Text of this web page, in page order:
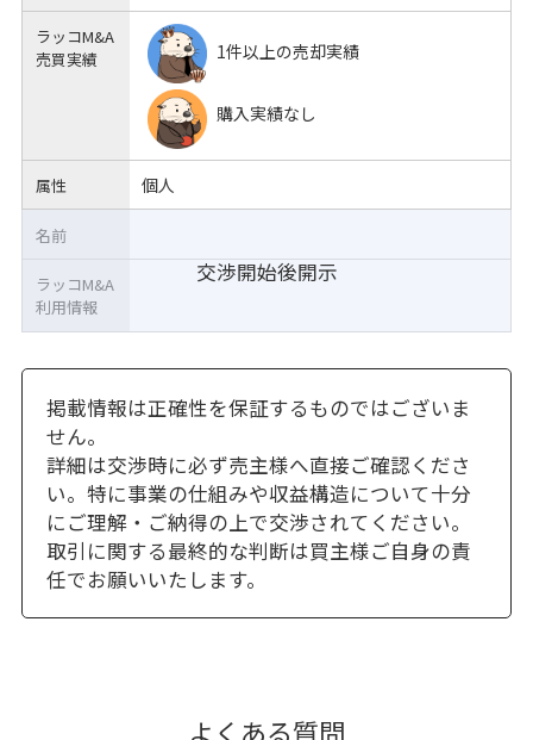
ラッコM&A
売買実績
1件以上の売却実績
購入実績なし
属性 個人
交渉開始後開示
名前
ラッコM&A
利用情報
掲載情報は正確性を保証するものではございま
せん。
詳細は交渉時に必ず売主様へ直接ご確認くださ
い。特に事業の仕組みや収益構造について十分
にご理解・ご納得の上で交渉されてください。
取引に関する最終的な判断は買主様ご自身の責
任でお願いいたします。
よくある質問